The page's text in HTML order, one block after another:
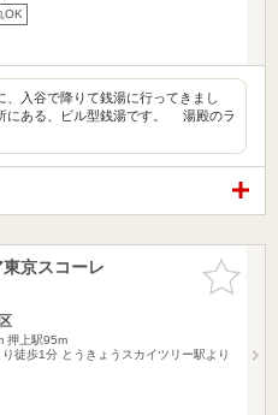
OK
入谷で降りて銭湯に行ってきまし
にある、ビル型銭湯です。 湯殿のラ
お気に入
りに追加
京スコーレ
押上駅95m
徒歩1分 とうきょうスカイツリー駅より